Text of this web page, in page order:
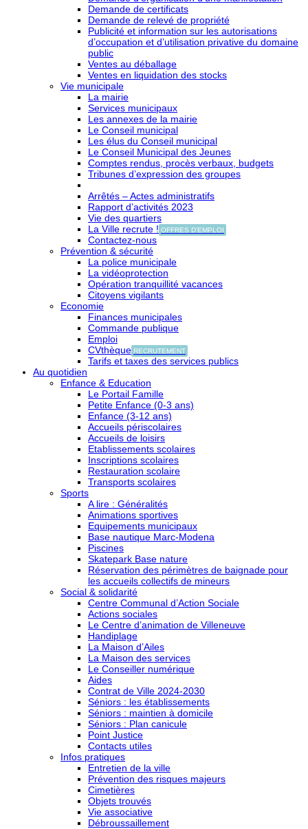
Demande de certificats
Demande de relevé de propriété
Publicité et information sur les autorisations
d’occupation et d’utilisation privative du domaine
public
Ventes au déballage
Ventes en liquidation des stocks
Vie municipale
La mairie
Services municipaux
Les annexes de la mairie
Le Conseil municipal
Les élus du Conseil municipal
Le Conseil Municipal des Jeunes
Comptes rendus, procès verbaux, budgets
Tribunes d’expression des groupes
Arrêtés – Actes administratifs
Rapport d’activités 2023
Vie des quartiers
La Ville recrute ! OFFRES D'EMPLOI
Contactez-nous
Prévention & sécurité
La police municipale
La vidéoprotection
Opération tranquillité vacances
Citoyens vigilants
Economie
Finances municipales
Commande publique
Emploi
CVthèque RECRUTEMENT
Tarifs et taxes des services publics
Au quotidien
Enfance & Education
Le Portail Famille
Petite Enfance (0-3 ans)
Enfance (3-12 ans)
Accueils périscolaires
Accueils de loisirs
Etablissements scolaires
Inscriptions scolaires
Restauration scolaire
Transports scolaires
Sports
A lire : Généralités
Animations sportives
Equipements municipaux
Base nautique Marc-Modena
Piscines
Skatepark Base nature
Réservation des périmètres de baignade pour
les accueils collectifs de mineurs
Social & solidarité
Centre Communal d’Action Sociale
Actions sociales
Le Centre d’animation de Villeneuve
Handiplage
La Maison d’Ailes
La Maison des services
Le Conseiller numérique
Aides
Contrat de Ville 2024-2030
Séniors : les établissements
Séniors : maintien à domicile
Séniors : Plan canicule
Point Justice
Contacts utiles
Infos pratiques
Entretien de la ville
Prévention des risques majeurs
Cimetières
Objets trouvés
Vie associative
Débroussaillement